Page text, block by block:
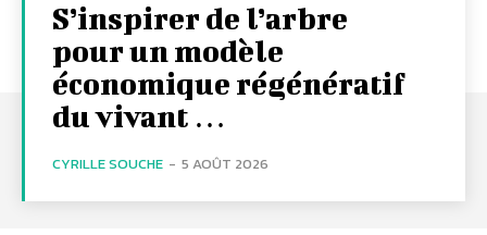
S’inspirer de l’arbre
pour un modèle
économique régénératif
du vivant …
CYRILLE SOUCHE - 5 AOÛT 2026